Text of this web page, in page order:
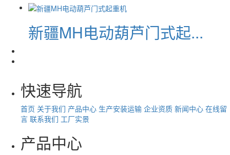
新疆MH电动葫芦门式起...
快速导航
首页 关于我们 产品中心 生产安装运输 企业资质 新闻中心 在线留
言 联系我们 工厂实景
产品中心